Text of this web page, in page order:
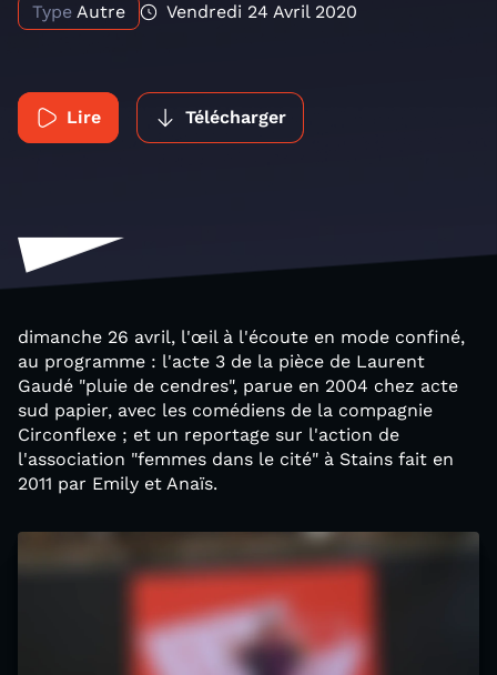
Type Autre Vendredi 24 Avril 2020
Lire Télécharger
dimanche 26 avril, l'œil à l'écoute en mode confiné,
au programme : l'acte 3 de la pièce de Laurent
Gaudé "pluie de cendres", parue en 2004 chez acte
sud papier, avec les comédiens de la compagnie
Circonflexe ; et un reportage sur l'action de
l'association "femmes dans le cité" à Stains fait en
2011 par Emily et Anaïs.